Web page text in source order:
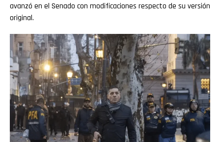
avanzó en el Senado con modificaciones respecto de su versión
original.